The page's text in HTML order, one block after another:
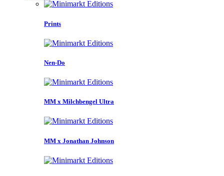
Prints
Nen-Do
MM x Milchbengel Ultra
MM x Jonathan Johnson